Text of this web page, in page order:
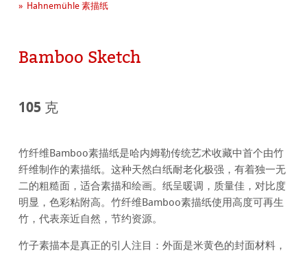
Hahnemühle 素描纸
Bamboo Sketch
105 克
竹纤维Bamboo素描纸是哈内姆勒传统艺术收藏中首个由竹
纤维制作的素描纸。这种天然白纸耐老化极强，有着独一无
二的粗糙面，适合素描和绘画。纸呈暖调，质量佳，对比度
明显，色彩粘附高。竹纤维Bamboo素描纸使用高度可再生
竹，代表亲近自然，节约资源。
竹子素描本是真正的引人注目：外面是米黄色的封面材料，